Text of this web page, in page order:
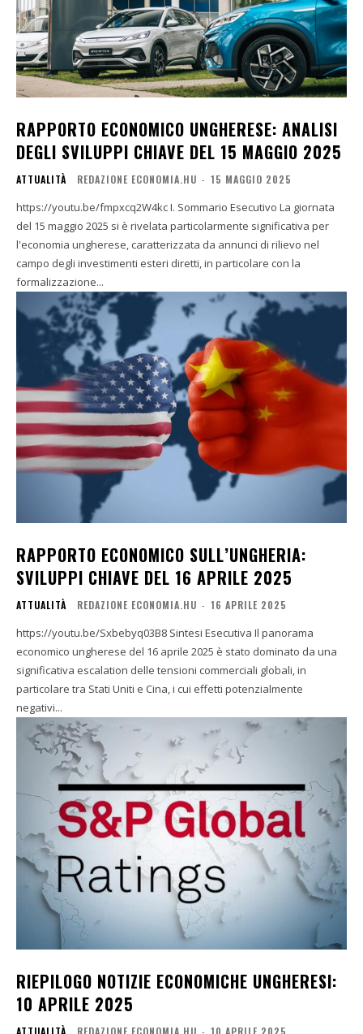
RAPPORTO ECONOMICO UNGHERESE: ANALISI
DEGLI SVILUPPI CHIAVE DEL 15 MAGGIO 2025
ATTUALITÀ REDAZIONE ECONOMIA.HU - 15 MAGGIO 2025
https://youtu.be/fmpxcq2W4kc I. Sommario Esecutivo La giornata
del 15 maggio 2025 si è rivelata particolarmente significativa per
l'economia ungherese, caratterizzata da annunci di rilievo nel
campo degli investimenti esteri diretti, in particolare con la
formalizzazione...
RAPPORTO ECONOMICO SULL’UNGHERIA:
SVILUPPI CHIAVE DEL 16 APRILE 2025
ATTUALITÀ REDAZIONE ECONOMIA.HU - 16 APRILE 2025
https://youtu.be/Sxbebyq03B8 Sintesi Esecutiva Il panorama
economico ungherese del 16 aprile 2025 è stato dominato da una
significativa escalation delle tensioni commerciali globali, in
particolare tra Stati Uniti e Cina, i cui effetti potenzialmente
negativi...
RIEPILOGO NOTIZIE ECONOMICHE UNGHERESI:
10 APRILE 2025
ATTUALITÀ REDAZIONE ECONOMIA.HU - 10 APRILE 2025